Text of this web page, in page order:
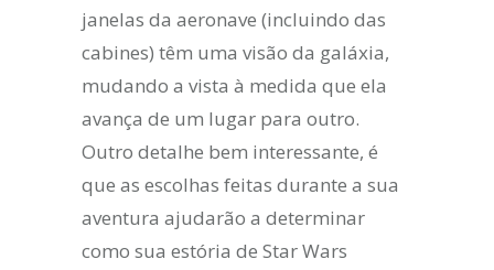
janelas da aeronave (incluindo das
cabines) têm uma visão da galáxia,
mudando a vista ​​à medida que ela
avança de um lugar para outro.
Outro detalhe bem interessante, é
que as escolhas feitas durante a sua
aventura ajudarão a determinar
como sua estória de Star Wars